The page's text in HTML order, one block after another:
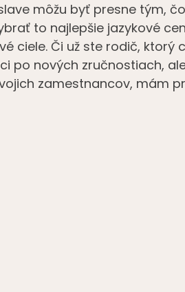
môžu byť presne tým,
to najlepšie jazykové
ciele. Či už ste rodič, ktorý
po nových zručnostiach,
zamestnancov, mám